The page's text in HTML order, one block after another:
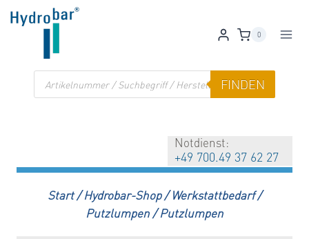
Zum
Inhalt
0
Products
search
FINDEN
Notdienst:
+49 700.49 37 62 27
Start / Hydrobar-Shop / Werkstattbedarf /
Putzlumpen / Putzlumpen